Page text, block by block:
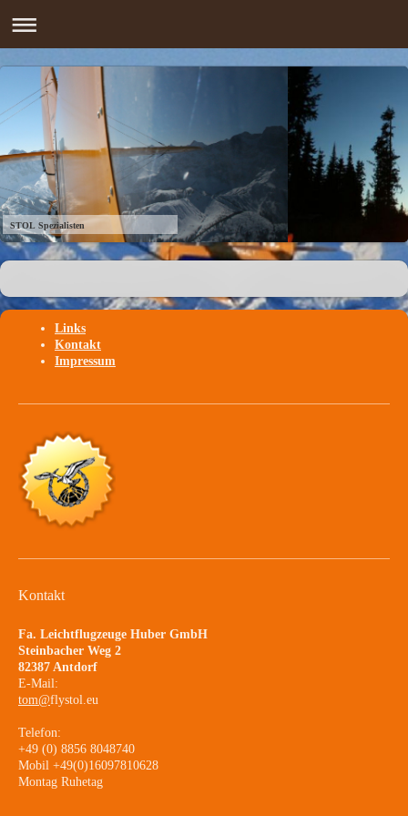
STOL Spezialisten
Links
Kontakt
Impressum
Kontakt
Fa. Leichtflugzeuge Huber GmbH
Steinbacher Weg 2
82387 Antdorf
E-Mail:
tom@flystol.eu
Telefon:
+49 (0) 8856 8048740
Mobil +49(0)16097810628
Montag Ruhetag